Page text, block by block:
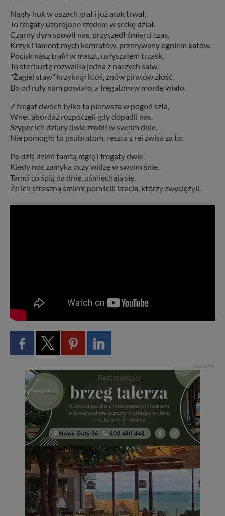
Nagły huk w uszach grał i już atak trwał,
To fregaty uzbrojone rzędem w setkę dział.
Czarny dym spowił nas, przyszedł śmierci czas.
Krzyk i lament mych kamratów, przerywany ogniem katów.
Pocisk nasz trafił w maszt, usłyszałem trzask,
To sterburtę rozwaliła jedna z naszych salw.
"Żagiel staw" krzyknął ktoś, znów piratów złość,
Bo od rufy nam powiało, a fregatom w mordę wiało.
Z fregat dwóch tylko ta pierwsza w pogoń szła,
Wnet abordaż rozpoczęli gdy dopadli nas.
Szyper ich dziury dwie zrobił w swoim dnie,
Nie pomogło to psubratom, reszta z rei zwisa za to.
Po dziś dzień tamtą mgłę i fregaty dwie,
Kiedy noc zamyka oczy widzę w swoim śnie.
Tamci co śpią na dnie, uśmiechają się,
Że ich straszną śmierć pomścili bracia, którzy zwyciężyli.
REKLAMA